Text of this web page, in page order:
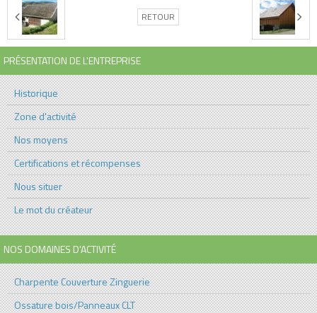
RETOUR
PRÉSENTATION DE L'ENTREPRISE
Historique
Zone d'activité
Nos moyens
Certifications et récompenses
Nous situer
Le mot du créateur
NOS DOMAINES D'ACTIVITÉ
Charpente Couverture Zinguerie
Ossature bois/Panneaux CLT